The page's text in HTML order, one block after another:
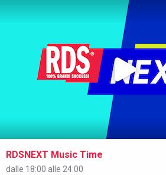
RDSNEXT Music Time
dalle 18:00 alle 24:00